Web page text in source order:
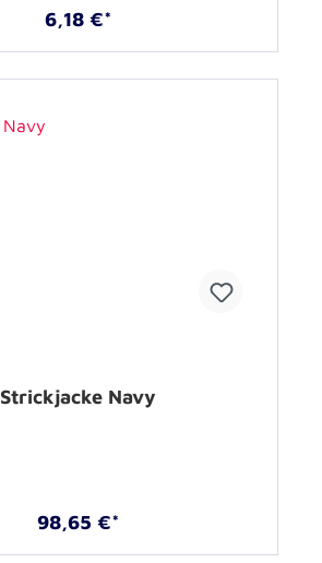
6,18 €*
Strickjacke Navy
98,65 €*